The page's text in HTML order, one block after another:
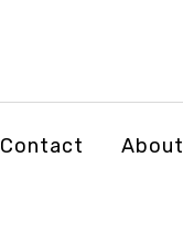
Contact About